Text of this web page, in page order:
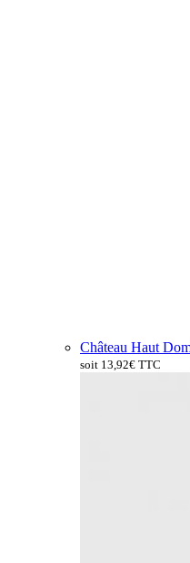
Château Haut
soit 13,92€ TTC